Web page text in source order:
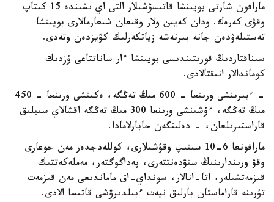
مارافون شارتى بويىنشا قاتىسۋشىلار التى اي ىشىندە 15 كىتاپ
وقۋى كەرەك. ودان كەيىن ولار وقىعان شىعارمالارى بويىنشا
تەستىلەۋدەن جانە بىرنەشە زياتكەرلىك كۋيزدەن وتەدى.
سىناقتاردىڭ قورىتىندىسى بويىنشا ءار ساناتتاعى ۇزدىك
كوماندالار انىقتالادى.
- ءبىرىنشى ورىنعا - 600 مىڭ تەڭگە، ەكىنشى ورىنعا - 450
مىڭ تەڭگە، ءۇشىنشى ورىنعا 300 مىڭ تەڭگە اقشالاي سىيلىق
قاراستىرىلعان، - دەلىنگەن حابارلامادا.
مارافونعا 6-10 سىنىپ وقۋشىلارى، كوللەدجدەر مەن جوعارى
وقۋ ورىندارىنىڭ ستۋدەنتتەرى، پەداگوگتەر، مەملەكەتتىك
قىزمەتشىلەر، اتا-انالار، سونداي-اق ماماندىعى مەن قىزمەت
تۇرىنە قاراماستان بارلىق نيەت ءبىلدىرۋشى قاتىسا الادى.